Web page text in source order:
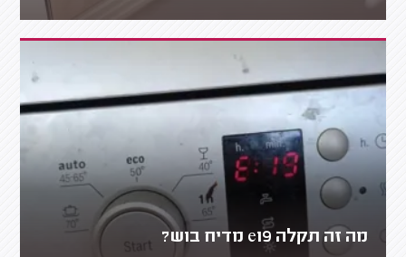
מה זה תקלה e19 מדיח בוש?